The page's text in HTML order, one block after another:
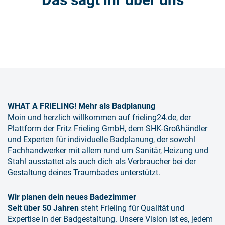
WHAT A FRIELING! Mehr als Badplanung
Moin und herzlich willkommen auf frieling24.de, der
Plattform der Fritz Frieling GmbH, dem SHK-Großhändler
und Experten für individuelle Badplanung, der sowohl
Fachhandwerker mit allem rund um Sanitär, Heizung und
Stahl ausstattet als auch dich als Verbraucher bei der
Gestaltung deines Traumbades unterstützt.
Wir planen dein neues Badezimmer
Seit über 50 Jahren steht Frieling für Qualität und
Expertise in der Badgestaltung. Unsere Vision ist es, jedem